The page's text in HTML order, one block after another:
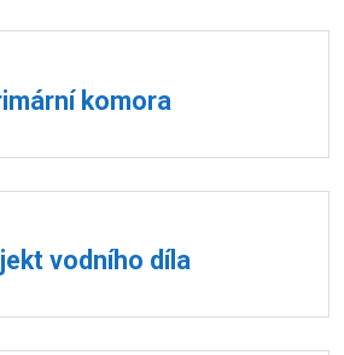
komora
vodního díla